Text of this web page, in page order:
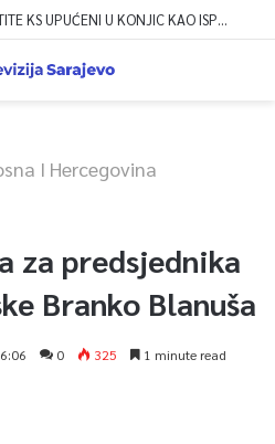
VATROGASCI CIVILNE ZAŠTITE KS UPUĆENI U KONJIC KAO ISPOMOĆ U GAŠENJU POŽARA
I Hercegovina
za predsjednika
Branko Blanuša
0 325 1 minute read